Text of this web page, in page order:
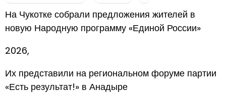
На Чукотке собрали предложения жителей в
новую Народную программу «Единой России»
2026,
Их представили на региональном форуме партии
«Есть результат!» в Анадыре